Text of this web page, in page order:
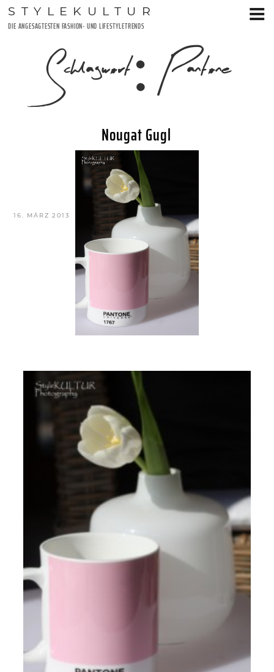
Zum
Inhalt
STYLEKULTUR
DIE ANGESAGTESTEN FASHION- UND LIFESTYLETRENDS
Schlagwort:Pantone
VERÖFFENTLICHT
16. MÄRZ 2013
Nougat Gugl